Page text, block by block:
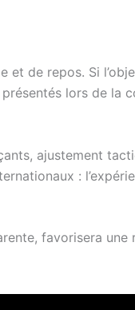
et de repos. Si
lors de la
ajustement
:
favorisera